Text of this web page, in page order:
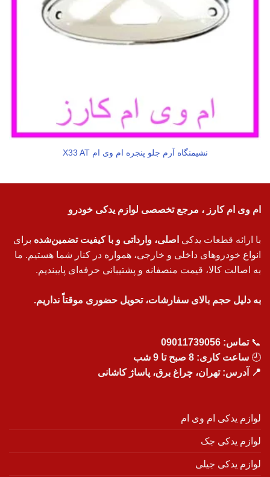
نشیمنگاه آرم جلو پنجره ام وی ام X33 AT
ام وی ام کارز ، مرجع تخصصی لوازم یدکی خودرو
با ارائه قطعات یدکی اصلی، وارداتی و با کیفیت تضمین‌شده برای
انواع خودروهای داخلی و خارجی، همواره در کنار شما هستیم. ما
به اصالت کالا، قیمت منصفانه و پشتیبانی حرفه‌ای پایبندیم.
به دلیل حجم بالای سفارشات، تحویل حضوری موقتاً نداریم.
📞تماس: 09011739056
🕘 ساعت کاری: 8 صبح تا 9 شب
📍 آدرس: تهران، چراغ برق، پاساژ کاشانی
لوازم یدکی ام وی ام
لوازم یدکی جک
لوازم یدکی جیلی